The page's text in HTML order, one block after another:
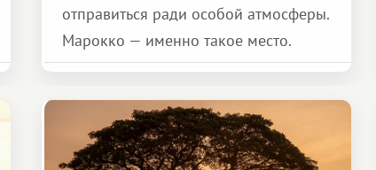
отправиться ради особой атмосферы.
Марокко — именно такое место.